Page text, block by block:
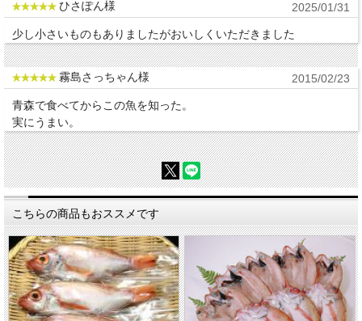
ひさぽん様 2025/01/31
少し小さいものもありましたがおいしくいただきました
霧島さっちゃん様 2015/02/23
青森で食べてからこの魚を知った。
実にうまい。
こちらの商品もおススメです